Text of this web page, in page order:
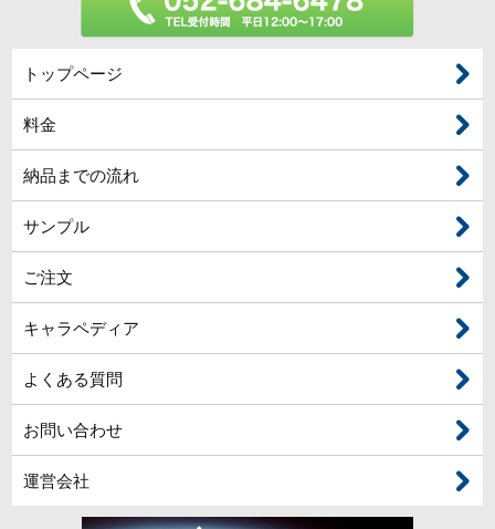
トップページ
料金
納品までの流れ
サンプル
ご注文
キャラペディア
よくある質問
お問い合わせ
運営会社